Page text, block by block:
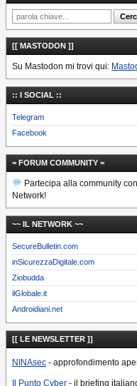
[[ MASTODON ]]
Su Mastodon mi trovi qui:
:: I SOCIAL ::
Telegram
Facebook
= FORUM COMMUNITY =
Partecipa alla community
Network!
~~ IL NETWORK ~~
SecureBulletin.com
inSicurezzaDigitale.com
Ziobudda
ilGlobale.it
Androidiani.net
[[ LE NEWSLETTER ]]
NINAsec - approfondimento
Il Punto Cyber - il briefing